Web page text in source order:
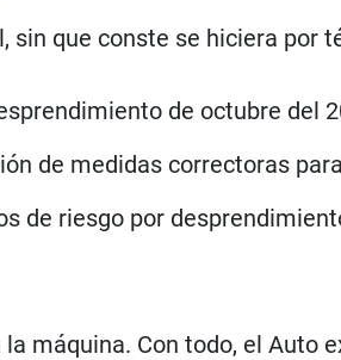
que conste se hiciera por
de octubre del
de medidas correctoras
de riesgo por
máquina. Con todo, el Auto